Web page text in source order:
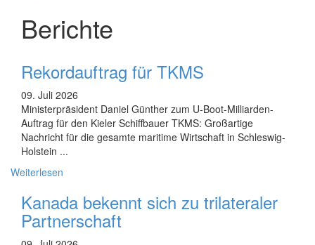
Berichte
Rekordauftrag für TKMS
09. Juli 2026
Ministerpräsident Daniel Günther zum U-Boot-Milliarden-
Auftrag für den Kieler Schiffbauer TKMS: Großartige
Nachricht für die gesamte maritime Wirtschaft in Schleswig-
Holstein ...
Weiterlesen
Kanada bekennt sich zu trilateraler
Partnerschaft